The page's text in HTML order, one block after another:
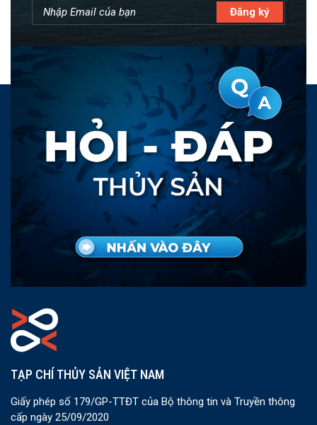
TẠP CHÍ THỦY SẢN VIỆT NAM
Giấy phép số 179/GP-TTĐT của Bộ thông tin và Truyền thông
cấp ngày 25/09/2020